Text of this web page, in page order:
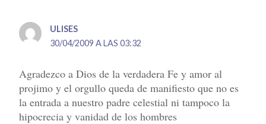
ULISES
30/04/2009 A LAS 03:32
Agradezco a Dios de la verdadera Fe y amor al
projimo y el orgullo queda de manifiesto que no es
la entrada a nuestro padre celestial ni tampoco la
hipocrecia y vanidad de los hombres